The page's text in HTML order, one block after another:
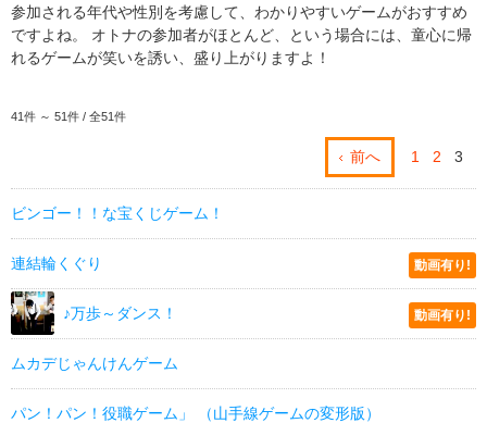
参加される年代や性別を考慮して、わかりやすいゲームがおすすめ
ですよね。 オトナの参加者がほとんど、という場合には、童心に帰
れるゲームが笑いを誘い、盛り上がりますよ！
41件 ～ 51件 / 全51件
前へ 1 2 3
ビンゴー！！な宝くじゲーム！
動画有り!
連結輪くぐり
動画有り!
♪万歩～ダンス！
ムカデじゃんけんゲーム
パン！パン！役職ゲーム」 （山手線ゲームの変形版）